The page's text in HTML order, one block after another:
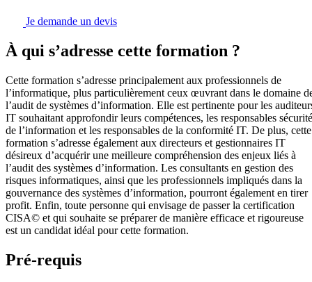
Je demande un devis
À qui s’adresse cette formation ?
Cette formation s’adresse principalement aux professionnels de
l’informatique, plus particulièrement ceux œuvrant dans le domaine
l’audit de systèmes d’information. Elle est pertinente pour les
IT souhaitant approfondir leurs compétences, les responsables sécurité
de l’information et les responsables de la conformité IT. De plus, cette
formation s’adresse également aux directeurs et gestionnaires IT
désireux d’acquérir une meilleure compréhension des enjeux liés à
l’audit des systèmes d’information. Les consultants en gestion des
risques informatiques, ainsi que les professionnels impliqués dans la
gouvernance des systèmes d’information, pourront également en tirer
profit. Enfin, toute personne qui envisage de passer la certification
CISA© et qui souhaite se préparer de manière efficace et rigoureuse
est un candidat idéal pour cette formation.
Pré-requis